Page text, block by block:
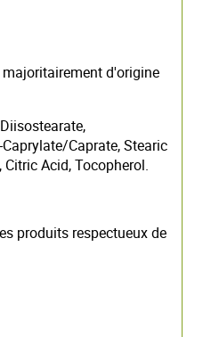
d'origine
Caprate, Stearic
Acid, Tocopherol.
produits respectueux de